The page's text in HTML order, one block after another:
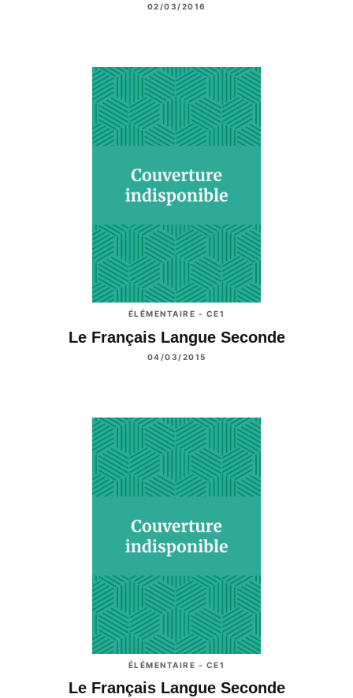
02/03/2016
ÉLÉMENTAIRE - CE1
Le Français Langue Seconde
04/03/2015
ÉLÉMENTAIRE - CE1
Le Français Langue Seconde